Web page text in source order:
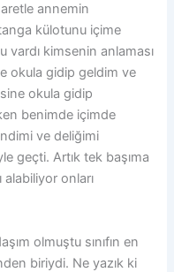
annemin
külotunu içime
kimsenin anlaması
okula gidip geldim ve
okula gidip
benimde içimde
ve deliğimi
geçti. Artık tek başıma
alabiliyor onları
olmuştu sınıfın en
biriydi. Ne yazık ki